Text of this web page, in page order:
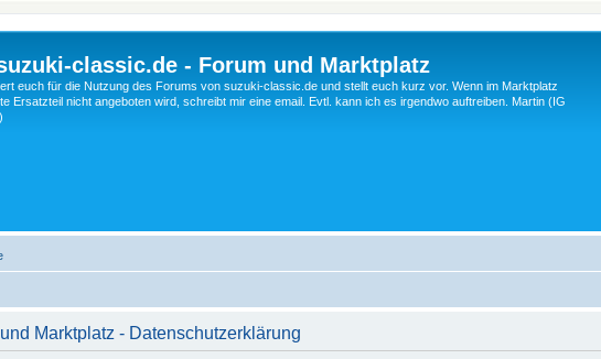
classic.de - Forum und Marktplatz
euch für die Nutzung des Forums von suzuki-classic.de und stellt euch kurz vor. Wenn im Marktplatz
Ersatzteil nicht angeboten wird, schreibt mir eine email. Evtl. kann ich es irgendwo auftreiben. Martin (IG
Marktplatz - Datenschutzerklärung